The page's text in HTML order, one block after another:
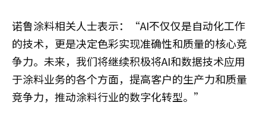
诺鲁涂料相关人士表示：“AI不仅仅是自动化工作
的技术，更是决定色彩实现准确性和质量的核心竞
争力。未来，我们将继续积极将AI和数据技术应用
于涂料业务的各个方面，提高客户的生产力和质量
竞争力，推动涂料行业的数字化转型。”